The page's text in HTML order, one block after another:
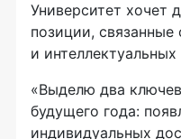
Университет хочет
позиции,
и
«Выделю два
будущего года:
индивидуальных